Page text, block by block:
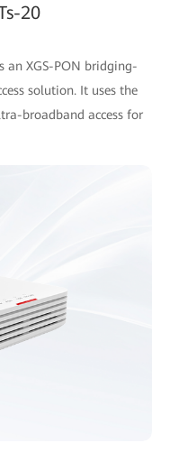
20
an XGS-PON bridging-
solution. It uses the
broadband access for